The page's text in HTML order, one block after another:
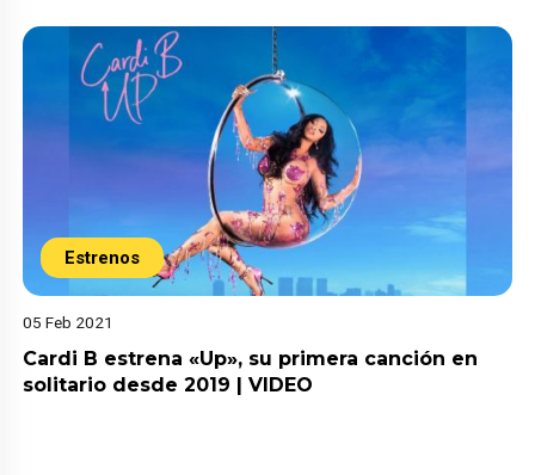
Estrenos
05 Feb 2021
Cardi B estrena «Up», su primera canción en
solitario desde 2019 | VIDEO